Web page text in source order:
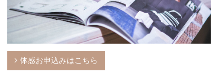
体感お申込みはこちら